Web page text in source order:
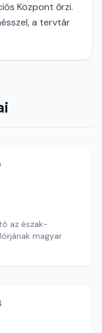
Központ őrzi.
a tervtár
az észak-
magyar